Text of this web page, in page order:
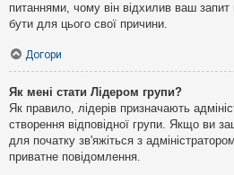
питаннями, чому він відхилив ваш
бути для цього свої причини.
Догори
Як мені стати Лідером групи?
Як правило, лідерів призначають
створення відповідної групи. Якщо ви
для початку зв'яжіться з
приватне повідомлення.